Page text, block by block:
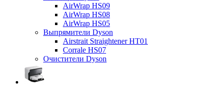
AirWrap HS09
AirWrap HS08
AirWrap HS05
Выпрямители Dyson
Airstrait Straightener HT01
Corrale HS07
Очистители Dyson